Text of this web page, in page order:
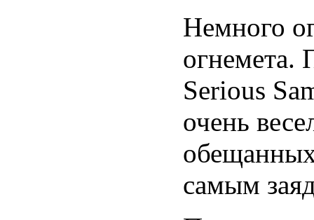
Немного
огнемета.
Serious
очень
самым